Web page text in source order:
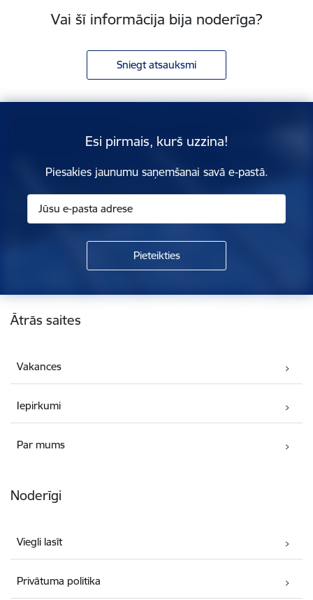
Vai šī informācija bija noderīga?
Sniegt atsauksmi
Esi pirmais, kurš uzzina!
Piesakies jaunumu saņemšanai savā e-pastā.
Kājene
Ātrās saites
Vakances
Iepirkumi
Par mums
Noderīgi
Viegli lasīt
Privātuma politika